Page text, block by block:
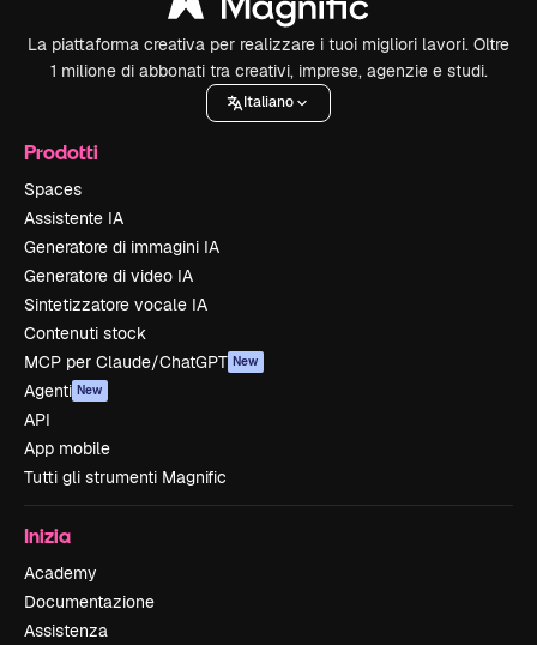
La piattaforma creativa per realizzare i tuoi migliori lavori. Oltre
1 milione di abbonati tra creativi, imprese, agenzie e studi.
Italiano
Prodotti
Spaces
Assistente IA
Generatore di immagini IA
Generatore di video IA
Sintetizzatore vocale IA
Contenuti stock
MCP per Claude/ChatGPT New
Agenti New
API
App mobile
Tutti gli strumenti Magnific
Inizia
Academy
Documentazione
Assistenza